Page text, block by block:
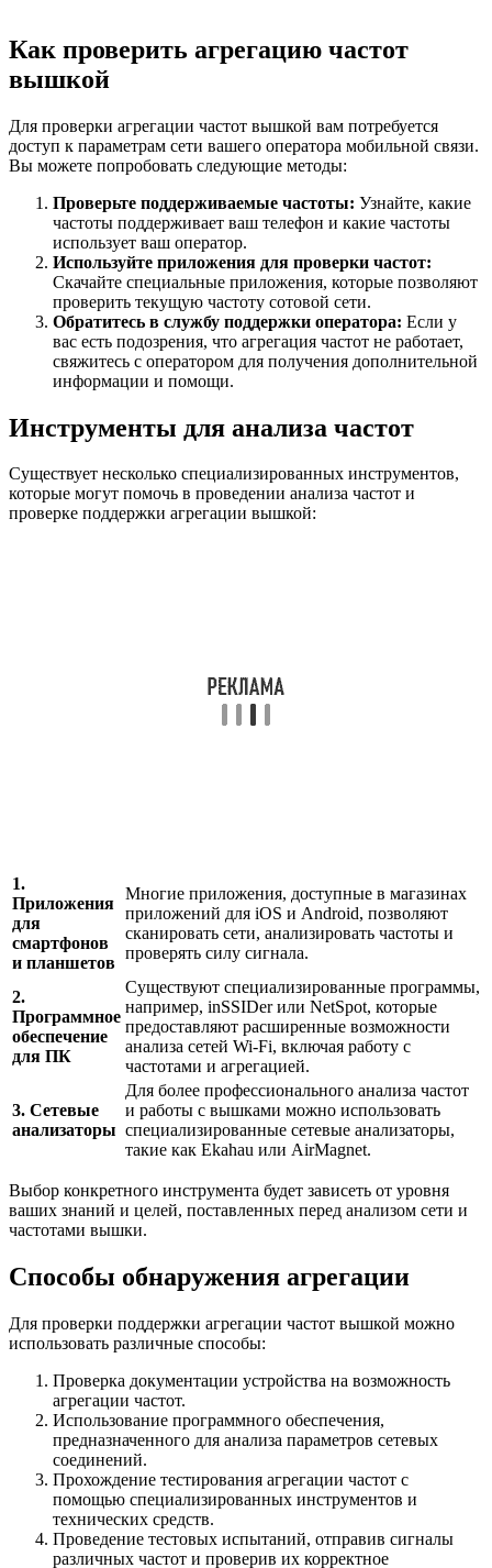
Как проверить агрегацию частот
вышкой
Для проверки агрегации частот вышкой вам потребуется
доступ к параметрам сети вашего оператора мобильной связи.
Вы можете попробовать следующие методы:
Проверьте поддерживаемые частоты: Узнайте, какие
частоты поддерживает ваш телефон и какие частоты
использует ваш оператор.
Используйте приложения для проверки частот:
Скачайте специальные приложения, которые позволяют
проверить текущую частоту сотовой сети.
Обратитесь в службу поддержки оператора: Если у
вас есть подозрения, что агрегация частот не работает,
свяжитесь с оператором для получения дополнительной
информации и помощи.
Инструменты для анализа частот
Существует несколько специализированных инструментов,
которые могут помочь в проведении анализа частот и
проверке поддержки агрегации вышкой:
1.
Приложения
для
смартфонов
и планшетов
Многие приложения, доступные в магазинах
приложений для iOS и Android, позволяют
сканировать сети, анализировать частоты и
проверять силу сигнала.
2.
Программное
обеспечение
для ПК
Существуют специализированные программы,
например, inSSIDer или NetSpot, которые
предоставляют расширенные возможности
анализа сетей Wi-Fi, включая работу с
частотами и агрегацией.
3. Сетевые
анализаторы
Для более профессионального анализа частот
и работы с вышками можно использовать
специализированные сетевые анализаторы,
такие как Ekahau или AirMagnet.
Выбор конкретного инструмента будет зависеть от уровня
ваших знаний и целей, поставленных перед анализом сети и
частотами вышки.
Способы обнаружения агрегации
Для проверки поддержки агрегации частот вышкой можно
использовать различные способы:
Проверка документации устройства на возможность
агрегации частот.
Использование программного обеспечения,
предназначенного для анализа параметров сетевых
соединений.
Прохождение тестирования агрегации частот с
помощью специализированных инструментов и
технических средств.
Проведение тестовых испытаний, отправив сигналы
различных частот и проверив их корректное